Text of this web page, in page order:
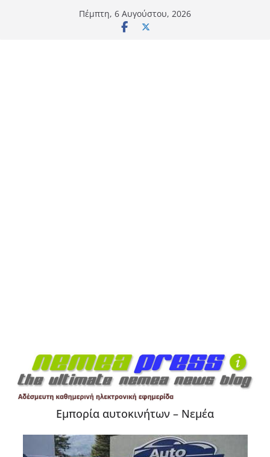
Πέμπτη, 6 Αυγούστου, 2026
Εμπορία αυτοκινήτων – Νεμέα